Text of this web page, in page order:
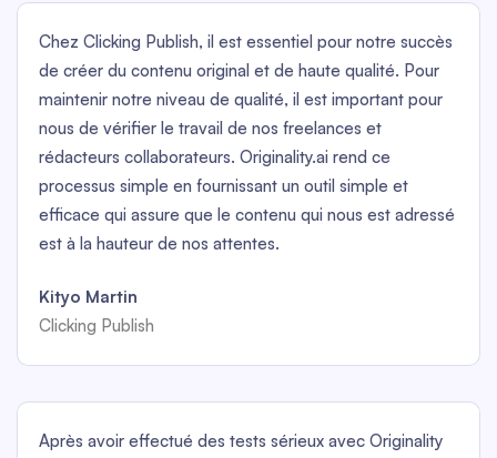
Chez Clicking Publish, il est essentiel pour notre succès
de créer du contenu original et de haute qualité. Pour
maintenir notre niveau de qualité, il est important pour
nous de vérifier le travail de nos freelances et
rédacteurs collaborateurs. Originality.ai rend ce
processus simple en fournissant un outil simple et
efficace qui assure que le contenu qui nous est adressé
est à la hauteur de nos attentes.
Kityo Martin
Clicking Publish
Après avoir effectué des tests sérieux avec Originality